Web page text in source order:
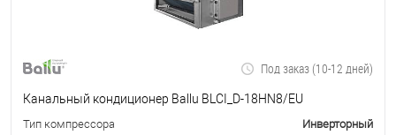
Под заказ (10-12 дней)
Канальный кондиционер Ballu BLCI_D-18HN8/EU
Тип компрессора
Инверторный